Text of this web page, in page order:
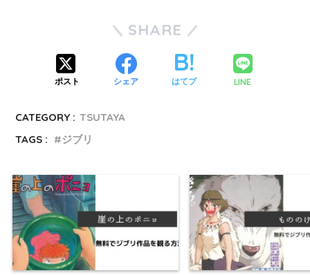
SHARE
ポスト シェア はてブ LINE
CATEGORY : TSUTAYA
TAGS :
ジブリ